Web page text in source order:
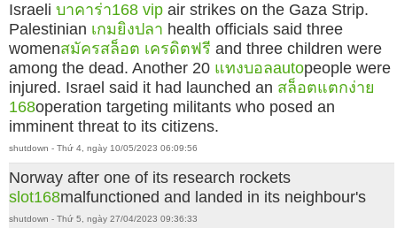
Israeli บาคาร่า168 vip air strikes on the Gaza Strip.
Palestinian เกมยิงปลา health officials said three
womenสมัครสล็อต เครดิตฟรี and three children were
among the dead. Another 20 แทงบอลautopeople were
injured. Israel said it had launched an สล็อตแตกง่าย
168operation targeting militants who posed an
imminent threat to its citizens.
shutdown - Thứ 4, ngày 10/05/2023 06:09:56
Norway after one of its research rockets
slot168malfunctioned and landed in its neighbour's
shutdown - Thứ 5, ngày 27/04/2023 09:36:33